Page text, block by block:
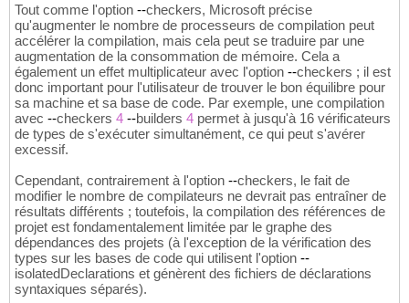
Tout comme l'option --checkers, Microsoft précise
qu'augmenter le nombre de processeurs de compilation peut
accélérer la compilation, mais cela peut se traduire par une
augmentation de la consommation de mémoire. Cela a
également un effet multiplicateur avec l'option --checkers ; il est
donc important pour l'utilisateur de trouver le bon équilibre pour
sa machine et sa base de code. Par exemple, une compilation
avec --checkers 4 --builders 4 permet à jusqu'à 16 vérificateurs
de types de s'exécuter simultanément, ce qui peut s'avérer
excessif.
Cependant, contrairement à l'option --checkers, le fait de
modifier le nombre de compilateurs ne devrait pas entraîner de
résultats différents ; toutefois, la compilation des références de
projet est fondamentalement limitée par le graphe des
dépendances des projets (à l'exception de la vérification des
types sur les bases de code qui utilisent l'option --
isolatedDeclarations et génèrent des fichiers de déclarations
syntaxiques séparés).